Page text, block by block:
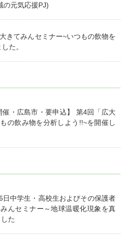
の元気応援PJ)
きてみんセミナー~いつもの飲物を
た。
催・広島市・要申込】 第4回「広大
の飲み物を分析しよう!!~を開催し
日中学生・高校生およびその保護者
んセミナー～地球温暖化現象を真
た